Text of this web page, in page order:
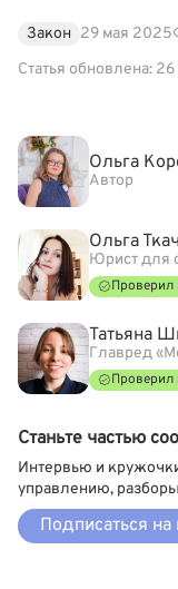
Закон 29 мая 2025
Статья обновлена:
Ольга
Автор
Ольга Ткач
Юрист для
Проверил
Татьяна
Главред
Проверил
Станьте частью
Интервью и
управлению,
Подписаться на